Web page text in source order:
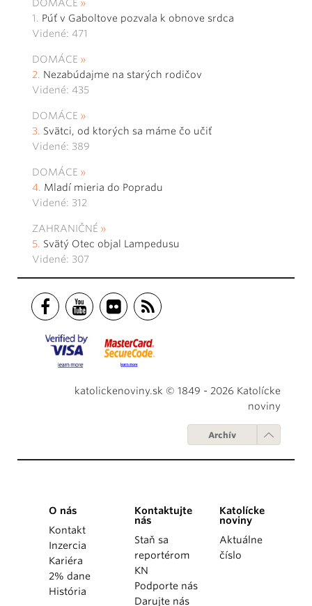
DOMÁCE
Púť v Gaboltove pozvala k obnove srdca
Videné: 471
DOMÁCE
Nezabúdajme na starých rodičov
Videné: 435
DOMÁCE
Svätci, od ktorých sa máme čo učiť
Videné: 389
DOMÁCE
Mladí mieria do Popradu
Videné: 312
ZAHRANIČNÉ
Svätý Otec objal Lampedusu
Videné: 307
katolickenoviny.sk © 1849 - 2026 Katolícke
noviny
Archív
O nás
Kontakt
Inzercia
Kariéra
2% dane
História
Kontaktujte
nás
Staň sa
reportérom
KN
Podporte nás
Darujte nás
Katolícke
noviny
Aktuálne
číslo